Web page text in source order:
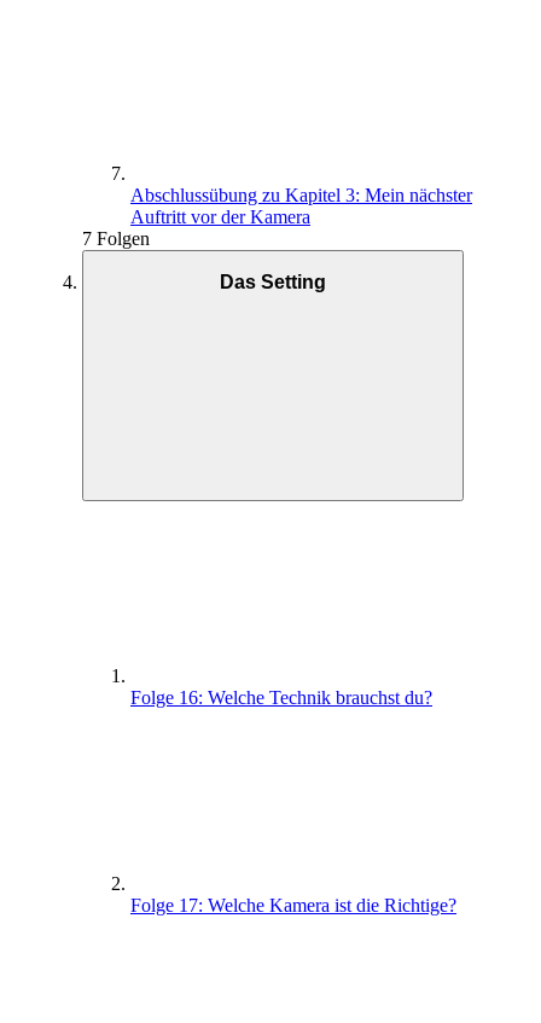
Abschlussübung zu Kapitel 3: Mein nächster
Auftritt vor der Kamera
7 Folgen
Das Setting
Folge 16: Welche Technik brauchst du?
Folge 17: Welche Kamera ist die Richtige?